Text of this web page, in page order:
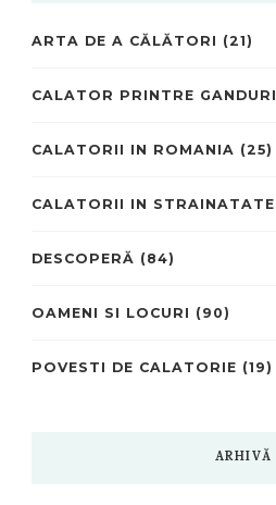
ARTA DE A CĂLĂTORI (21)
CALATOR PRINTRE GANDURI
CALATORII IN ROMANIA (25)
CALATORII IN STRAINATATE
DESCOPERĂ (84)
OAMENI SI LOCURI (90)
POVESTI DE CALATORIE (19)
ARHIVĂ